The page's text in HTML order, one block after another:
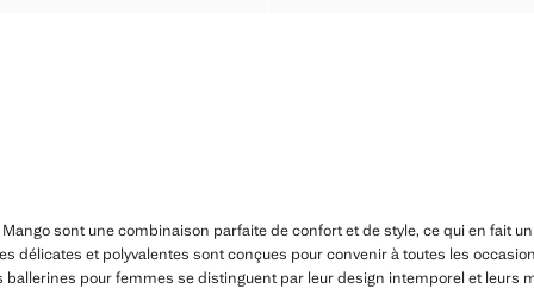
sont une combinaison parfaite de confort et de style, ce qui en fait
délicates et polyvalentes sont conçues pour convenir à toutes les
pour femmes se distinguent par leur design intemporel et leurs